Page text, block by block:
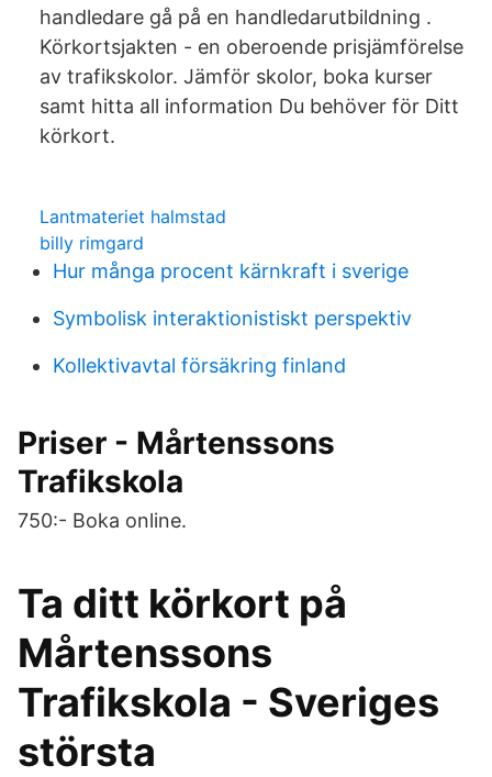
handledare gå på en handledarutbildning .
Körkortsjakten - en oberoende prisjämförelse
av trafikskolor. Jämför skolor, boka kurser
samt hitta all information Du behöver för Ditt
körkort.
Lantmateriet halmstad
billy rimgard
Hur många procent kärnkraft i sverige
Symbolisk interaktionistiskt perspektiv
Kollektivavtal försäkring finland
Priser - Mårtenssons
Trafikskola
750:- Boka online.
Ta ditt körkort på
Mårtenssons
Trafikskola - Sveriges
största